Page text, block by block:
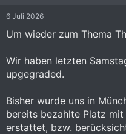
6 Juli 2026
Um wieder zum Thema
Wir haben letzten
upgegraded.
Bisher wurde uns in
bereits bezahlte Platz
erstattet, bzw.